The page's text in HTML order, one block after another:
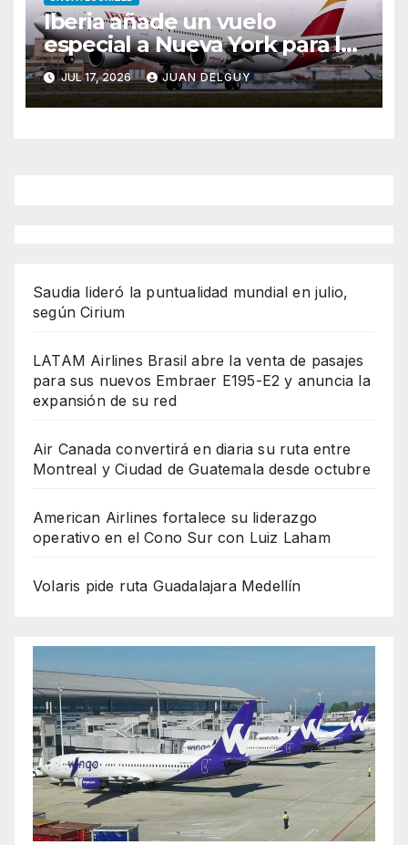
Iberia añade un vuelo
especial a Nueva York para la
final del Mundial entre
España y Argentina
JUL 17, 2026 JUAN DELGUY
Saudia lideró la puntualidad mundial en julio,
según Cirium
LATAM Airlines Brasil abre la venta de pasajes
para sus nuevos Embraer E195-E2 y anuncia la
expansión de su red
Air Canada convertirá en diaria su ruta entre
Montreal y Ciudad de Guatemala desde octubre
American Airlines fortalece su liderazgo
operativo en el Cono Sur con Luiz Laham
Volaris pide ruta Guadalajara Medellín